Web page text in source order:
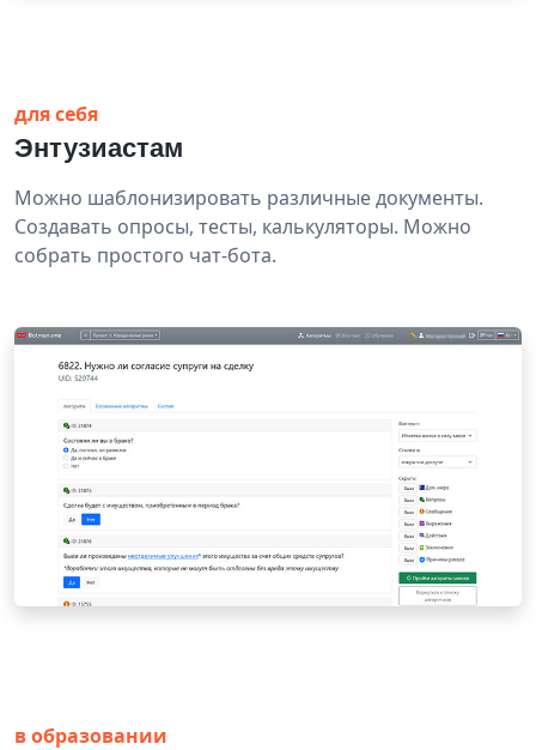
для себя
Энтузиастам
Можно шаблонизировать различные документы.
Создавать опросы, тесты, калькуляторы. Можно
собрать простого чат-бота.
в образовании